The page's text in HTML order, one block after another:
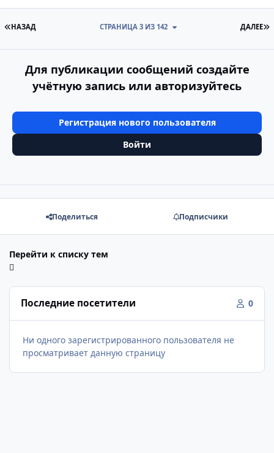
ПЕРВАЯ СТРАНИЦА
НАЗАД ДАЛЕЕ
СТРАНИЦА 3 ИЗ 142
Для публикации сообщений создайте
учётную запись или авторизуйтесь
Регистрация нового пользователя
Войти
Поделиться Подписчики
Перейти к списку тем
Последние посетители 0
Ни одного зарегистрированного пользователя не
просматривает данную страницу